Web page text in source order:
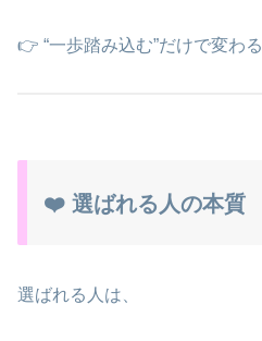
👉 “一歩踏み込む”だけで変わる
❤️ 選ばれる人の本質
選ばれる人は、